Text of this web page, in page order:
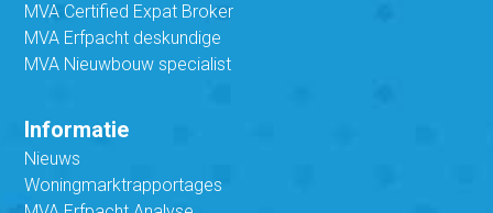
MVA Certified Expat Broker
MVA Erfpacht deskundige
MVA Nieuwbouw specialist
Informatie
Nieuws
Woningmarktrapportages